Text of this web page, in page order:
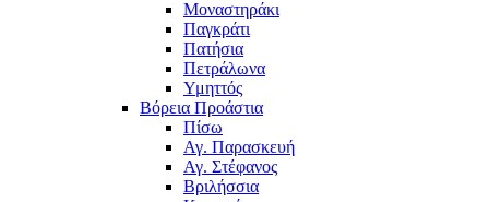
Μοναστηράκι
Παγκράτι
Πατήσια
Πετράλωνα
Υμηττός
Βόρεια Προάστια
Πίσω
Αγ. Παρασκευή
Αγ. Στέφανος
Βριλήσσια